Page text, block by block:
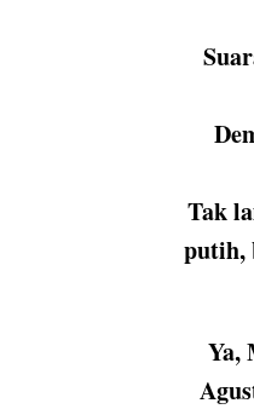
Tak
putih,
Ya,